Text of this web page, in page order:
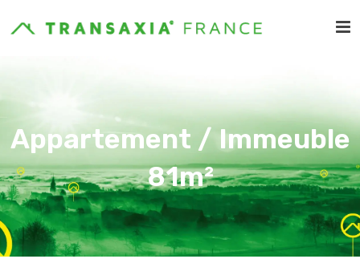
Appartement / Immeuble
81m²